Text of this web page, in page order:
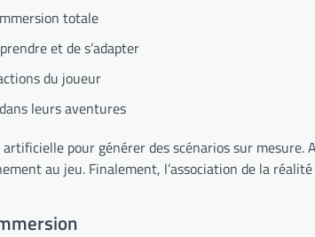
totale
et de s’adapter
du joueur
leurs aventures
pour générer des scénarios sur mesure.
au jeu. Finalement, l’association de la